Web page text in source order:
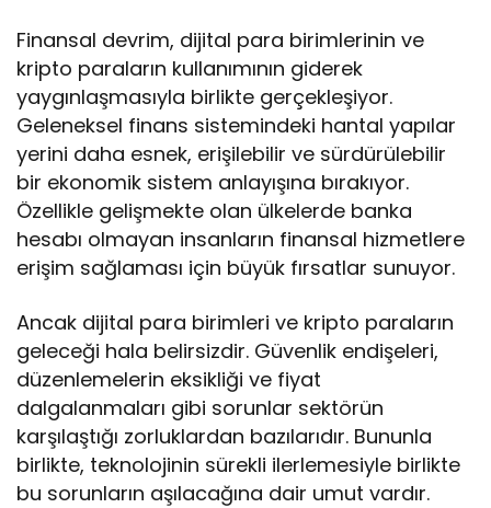
Finansal devrim, dijital para birimlerinin ve
kripto paraların kullanımının giderek
yaygınlaşmasıyla birlikte gerçekleşiyor.
Geleneksel finans sistemindeki hantal yapılar
yerini daha esnek, erişilebilir ve sürdürülebilir
bir ekonomik sistem anlayışına bırakıyor.
Özellikle gelişmekte olan ülkelerde banka
hesabı olmayan insanların finansal hizmetlere
erişim sağlaması için büyük fırsatlar sunuyor.
Ancak dijital para birimleri ve kripto paraların
geleceği hala belirsizdir. Güvenlik endişeleri,
düzenlemelerin eksikliği ve fiyat
dalgalanmaları gibi sorunlar sektörün
karşılaştığı zorluklardan bazılarıdır. Bununla
birlikte, teknolojinin sürekli ilerlemesiyle birlikte
bu sorunların aşılacağına dair umut vardır.